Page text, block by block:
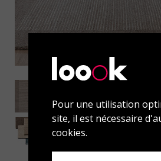
Pour une utilisation
site, il est nécessaire
cookies.